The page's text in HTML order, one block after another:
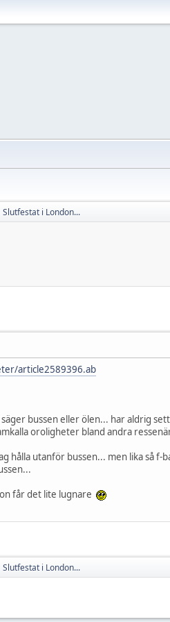
Slutfestat i London...
article2589396.ab
bussen eller ölen... har aldrig
oroligheter bland andra
hålla utanför bussen... men lika så
får det lite lugnare
Slutfestat i London...